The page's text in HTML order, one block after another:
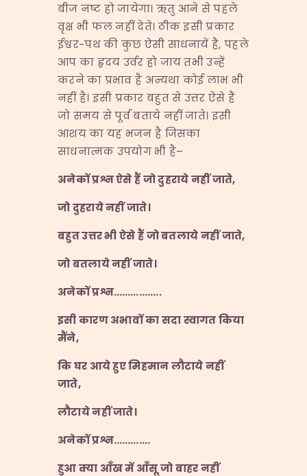
बीज नष्ट हो जायेगा। ऋतु आने से पहले
वृक्ष भी फल नहीं देते। ठीक इसी प्रकार
ईश्वर-पथ की कुछ ऐसी साधनायें हैं, पहले
आप का हृदय उर्वर हो जाय तभी उन्हें
करने का प्रभाव है अन्यथा कोई लाभ भी
नहीं है। इसी प्रकार बहुत से उत्तर ऐसे हैं
जो समय से पूर्व बताये नहीं जाते। इसी
आशय का यह भजन है जिसका
साधनात्मक उपयोग भी है–
अनेकों प्रश्न ऐसे हैं जो दुहराये नहीं जाते,
जो दुहराये नहीं जाते।
बहुत उत्तर भी ऐसे हैं जो बतलाये नहीं जाते,
जो बतलाये नहीं जाते।
अनेकों प्रश्न……………..
इसी कारण अभावों का सदा स्वागत किया
मैंने,
कि घर आये हुए मिहमान लौटाये नहीं
जाते,
लौटाये नहीं जाते।
अनेकों प्रश्न………….
हुआ क्या आँख में आँसू जो बाहर नहीं